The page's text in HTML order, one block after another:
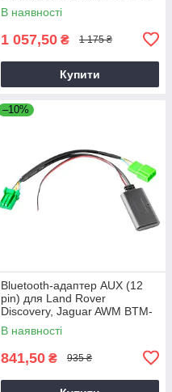
В наявності
1 057,50 ₴ 1 175 ₴
Купити
–10%
Bluetooth-адаптер AUX (12
pin) для Land Rover
Discovery, Jaguar AWM BTM-
05
В наявності
841,50 ₴ 935 ₴